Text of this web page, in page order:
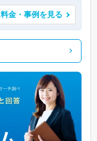
料金・事例を見る